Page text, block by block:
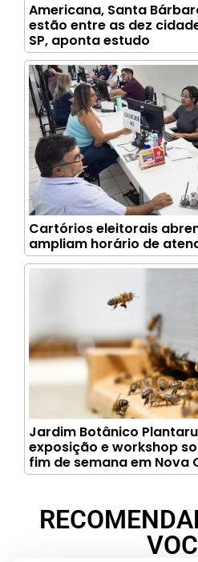
Americana, Santa
estão entre as dez
SP, aponta estudo
Cartórios eleitorais
ampliam horário de
Jardim Botânico
exposição e workshop
fim de semana em Nova